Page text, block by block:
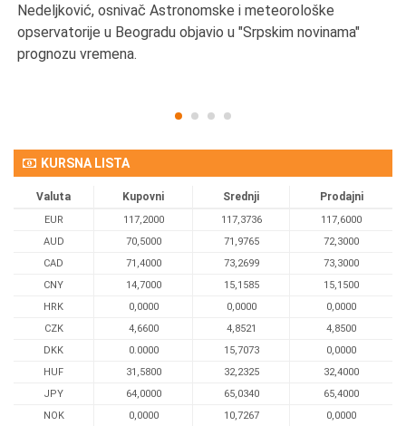
Nedeljković, osnivač Astronomske i meteorološke
opservatorije u Beogradu objavio u "Srpskim novinama"
prognozu vremena.
KURSNA LISTA
Valuta Kupovni Srednji Prodajni
EUR 117,2000 117,3736
117,6000
AUD
70,5000 71,9765
72,3000
CAD
71,4000 73,2699
73,3000
CNY
14,7000 15,1585
15,1500
HRK
0,0000 0,0000
0,0000
CZK
4,6600 4,8521
4,8500
DKK
0.0000 15,7073
0,0000
HUF
31,5800 32,2325
32,4000
JPY
64,0000 65,0340
65,4000
NOK
0,0000 10,7267 0,0000